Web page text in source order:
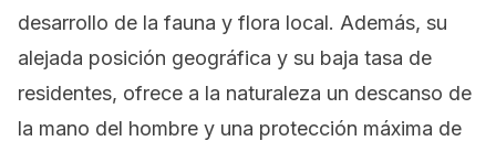
desarrollo de la fauna y flora local. Además, su
alejada posición geográfica y su baja tasa de
residentes, ofrece a la naturaleza un descanso de
la mano del hombre y una protección máxima de